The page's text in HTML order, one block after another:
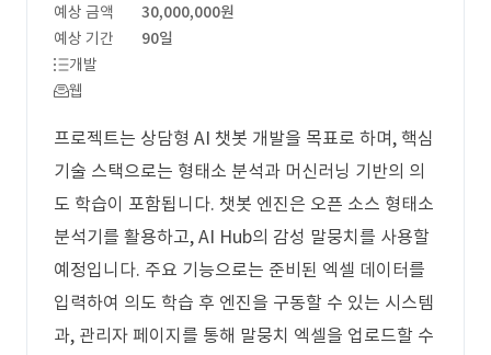
예상 금액
30,000,000원
예상 기간
90일
개발
웹
프로젝트는 상담형 AI 챗봇 개발을 목표로 하며, 핵심
기술 스택으로는 형태소 분석과 머신러닝 기반의 의
도 학습이 포함됩니다. 챗봇 엔진은 오픈 소스 형태소
분석기를 활용하고, AI Hub의 감성 말뭉치를 사용할
예정입니다. 주요 기능으로는 준비된 엑셀 데이터를
입력하여 의도 학습 후 엔진을 구동할 수 있는 시스템
과, 관리자 페이지를 통해 말뭉치 엑셀을 업로드할 수